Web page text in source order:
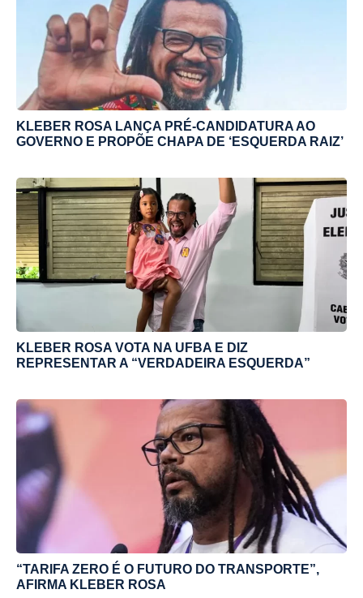
KLEBER ROSA LANÇA PRÉ-CANDIDATURA AO
GOVERNO E PROPÕE CHAPA DE ‘ESQUERDA RAIZ’
KLEBER ROSA VOTA NA UFBA E DIZ
REPRESENTAR A “VERDADEIRA ESQUERDA”
“TARIFA ZERO É O FUTURO DO TRANSPORTE”,
AFIRMA KLEBER ROSA